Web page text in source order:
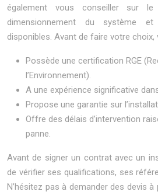
également vous conseiller sur
dimensionnement du système
disponibles. Avant de faire votre choix,
Possède une certification RGE
l’Environnement).
A une expérience significative
Propose une garantie sur
Offre des délais d’intervention
panne.
Avant de signer un contrat avec un
de vérifier ses qualifications, ses
N’hésitez pas à demander des devis